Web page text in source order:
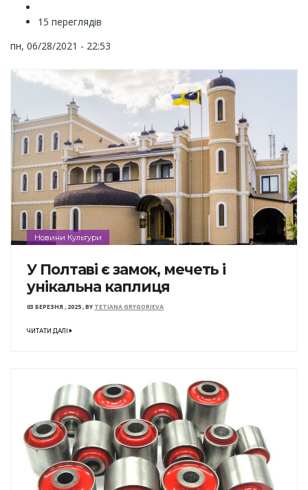
15 переглядів
пн, 06/28/2021 - 22:53
Новини Культури
У Полтаві є замок, мечеть і
унікальна каплиця
03 БЕРЕЗНЯ , 2025,BY TETIANA GRYGORIEVA
ЧИТАТИ ДАЛІ